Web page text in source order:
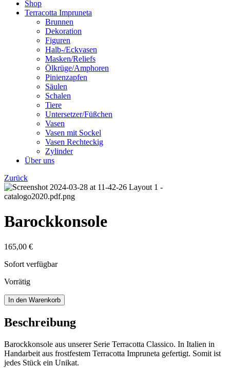
Shop
Terracotta Impruneta
Brunnen
Dekoration
Figuren
Halb-/Eckvasen
Masken/Reliefs
Ölkrüge/Amphoren
Pinienzapfen
Säulen
Schalen
Tiere
Untersetzer/Füßchen
Vasen
Vasen mit Sockel
Vasen Rechteckig
Zylinder
Über uns
Zurück
Barockkonsole
165,00 €
Sofort verfügbar
Vorrätig
Barockkonsole
Menge
In den Warenkorb
Beschreibung
Barockkonsole aus unserer Serie Terracotta Classico. In Italien in
Handarbeit aus frostfestem Terracotta Impruneta gefertigt. Somit ist
jedes Stück ein Unikat.